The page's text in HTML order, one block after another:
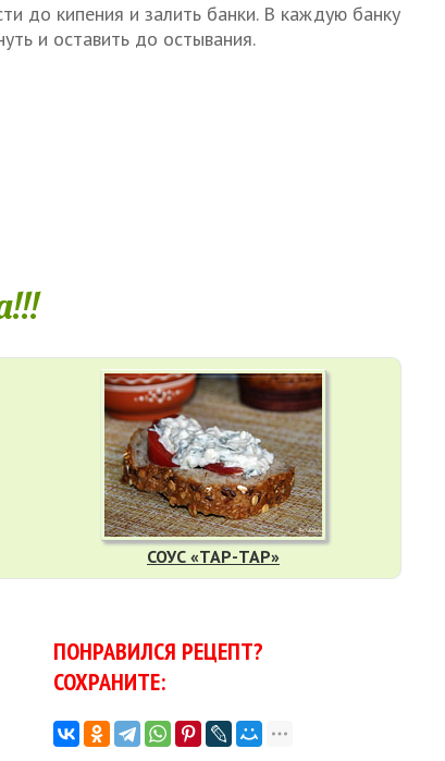
до кипения и залить банки. В каждую банку
и оставить до остывания.
СОУС «ТАР-ТАР»
ПОНРАВИЛСЯ РЕЦЕПТ?
СОХРАНИТЕ: